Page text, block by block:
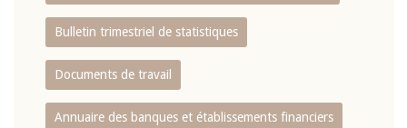
Bulletin trimestriel de statistiques
Documents de travail
Annuaire des banques et établissements financiers